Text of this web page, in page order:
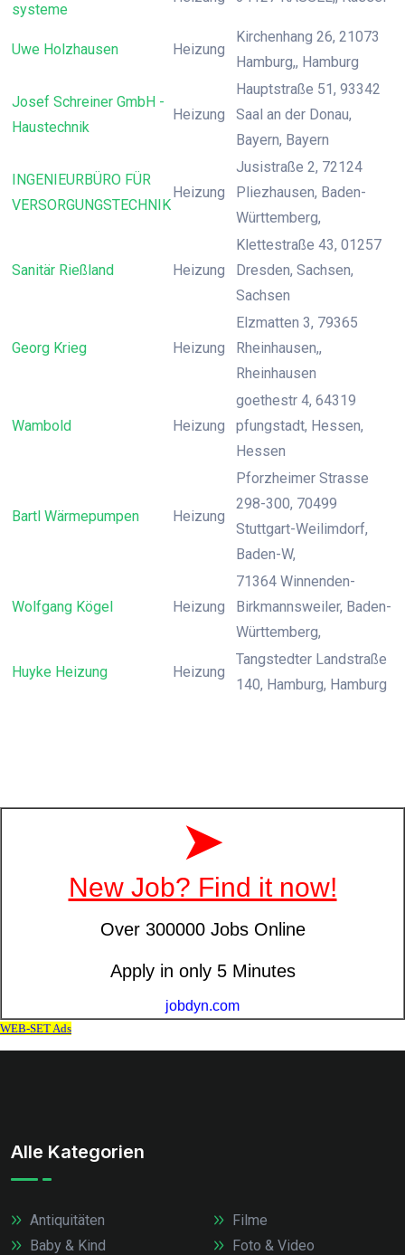
systeme
Uwe Holzhausen Heizung
Kirchenhang 26, 21073
Hamburg,, Hamburg
Josef Schreiner GmbH -
Haustechnik
Heizung
Hauptstraße 51, 93342
Saal an der Donau,
Bayern, Bayern
INGENIEURBÜRO FÜR
VERSORGUNGSTECHNIK
Heizung
Jusistraße 2, 72124
Pliezhausen, Baden-
Württemberg,
Sanitär Rießland Heizung
Klettestraße 43, 01257
Dresden, Sachsen,
Sachsen
Georg Krieg Heizung
Elzmatten 3, 79365
Rheinhausen,,
Rheinhausen
Wambold Heizung
goethestr 4, 64319
pfungstadt, Hessen,
Hessen
Bartl Wärmepumpen Heizung
Pforzheimer Strasse
298-300, 70499
Stuttgart-Weilimdorf,
Baden-W,
Wolfgang Kögel Heizung
71364 Winnenden-
Birkmannsweiler, Baden-
Württemberg,
Huyke Heizung Heizung
Tangstedter Landstraße
140, Hamburg, Hamburg
Alle Kategorien
Antiquitäten
Baby & Kind
Filme
Foto & Video